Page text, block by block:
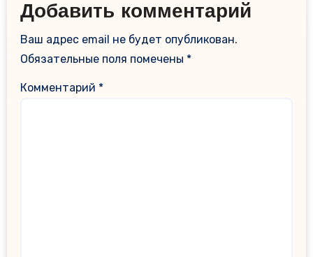
Добавить комментарий
Ваш адрес email не будет опубликован.
Обязательные поля помечены *
Комментарий *